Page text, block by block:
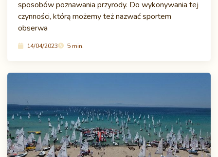
sposobów poznawania przyrody. Do wykonywania tej
czynności, którą możemy też nazwać sportem
obserwa
14/04/2023 5 min.